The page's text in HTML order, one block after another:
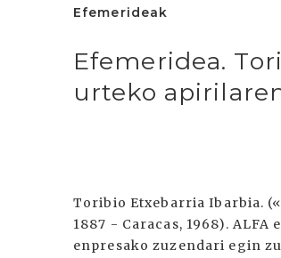
Efemerideak
Efemeridea.
urteko
Toribio Etxebarria Ibarbia.
1887 - Caracas, 1968).
enpresako zuzendari egin